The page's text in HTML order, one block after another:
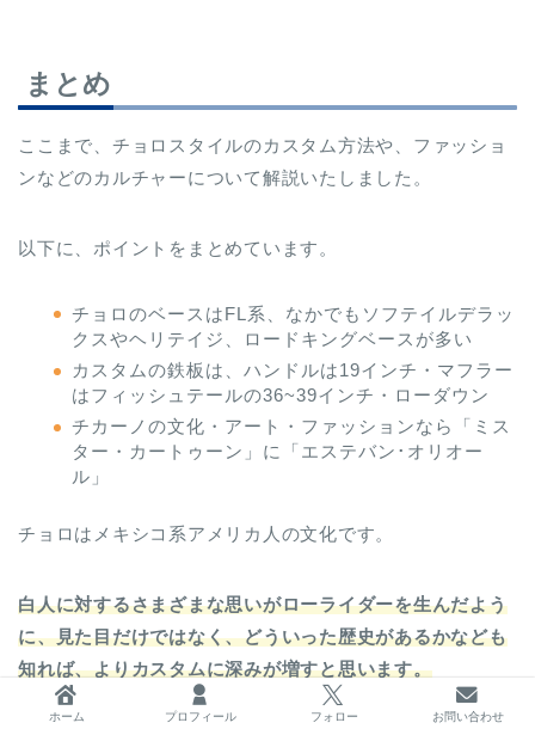
まとめ
ここまで、チョロスタイルのカスタム方法や、ファッショ
ンなどのカルチャーについて解説いたしました。
以下に、ポイントをまとめています。
チョロのベースはFL系、なかでもソフテイルデラッ
クスやヘリテイジ、ロードキングベースが多い
カスタムの鉄板は、ハンドルは19インチ・マフラー
はフィッシュテールの36~39インチ・ローダウン
チカーノの文化・アート・ファッションなら「ミス
ター・カートゥーン」に「エステバン･オリオー
ル」
チョロはメキシコ系アメリカ人の文化です。
白人に対するさまざまな思いがローライダーを生んだよう
に、見た目だけではなく、どういった歴史があるかなども
知れば、よりカスタムに深みが増すと思います。
ホーム プロフィール フォロー お問い合わせ